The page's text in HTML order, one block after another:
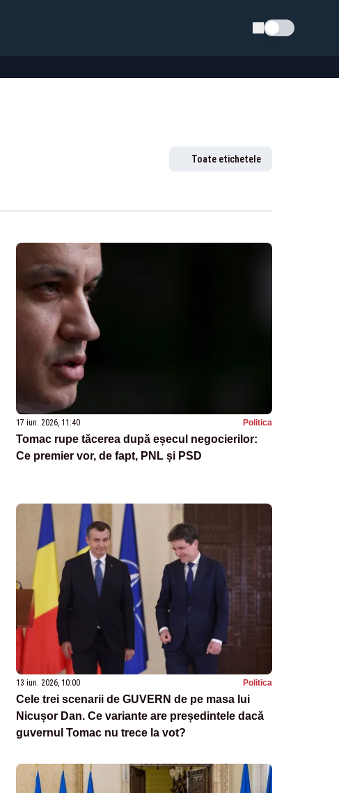
Schimba tema
Toate etichetele
17 iun. 2026, 11:40 Politica
Tomac rupe tăcerea după eșecul negocierilor:
Ce premier vor, de fapt, PNL și PSD
13 iun. 2026, 10:00 Politica
Cele trei scenarii de GUVERN de pe masa lui
Nicușor Dan. Ce variante are președintele dacă
guvernul Tomac nu trece la vot?